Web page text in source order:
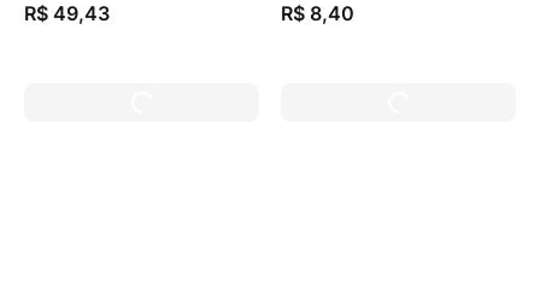
R$ 49,43 R$ 8,40